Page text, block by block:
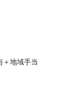
地域手当